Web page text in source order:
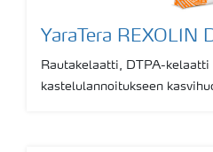
YaraTera REXOLIN
Rautakelaatti, DTPA-kelaatti
kastelulannoitukseen